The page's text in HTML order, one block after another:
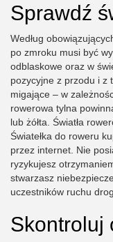
Sprawdź
Według
po zmroku musi być
odblaskowe oraz w
pozycyjne z przodu i z
migające – w
rowerowa tylna
lub żółta. Światła
Światełka do roweru
przez internet. Nie
ryzykujesz
stwarzasz
uczestników ruchu
Skontroluj